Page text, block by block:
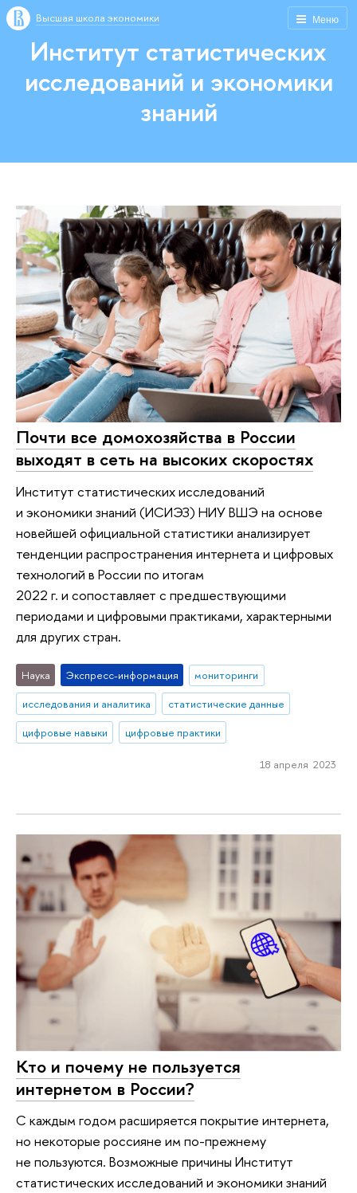
Меню
Высшая школа экономики
Институт статистических
исследований и экономики
знаний
Почти все домохозяйства в России
выходят в сеть на высоких скоростях
Институт статистических исследований
и экономики знаний (ИСИЭЗ) НИУ ВШЭ на основе
новейшей официальной статистики анализирует
тенденции распространения интернета и цифровых
технологий в России по итогам
2022 г. и сопоставляет с предшествующими
периодами и цифровыми практиками, характерными
для других стран.
Наука Экспресс-информация
мониторинги
исследования и аналитика
статистические данные
цифровые навыки
цифровые практики
18 апреля 2023
Кто и почему не пользуется
интернетом в России?
С каждым годом расширяется покрытие интернета,
но некоторые россияне им по-прежнему
не пользуются. Возможные причины Институт
статистических исследований и экономики знаний